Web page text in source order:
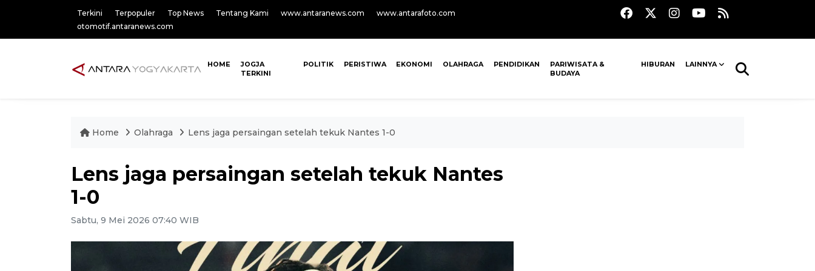
Terkini Terpopuler Top News Tentang Kami www.antaranews.com
www.antarafoto.com
otomotif.antaranews.com
HOME
JOGJA
TERKINI
POLITIK PERISTIWA EKONOMI OLAHRAGA PENDIDIKAN
PARIWISATA &
BUDAYA
HIBURAN LAINNYA
Home Olahraga Lens jaga persaingan setelah tekuk Nantes 1-0
Lens jaga persaingan setelah tekuk Nantes
1-0
Sabtu, 9 Mei 2026 07:40 WIB